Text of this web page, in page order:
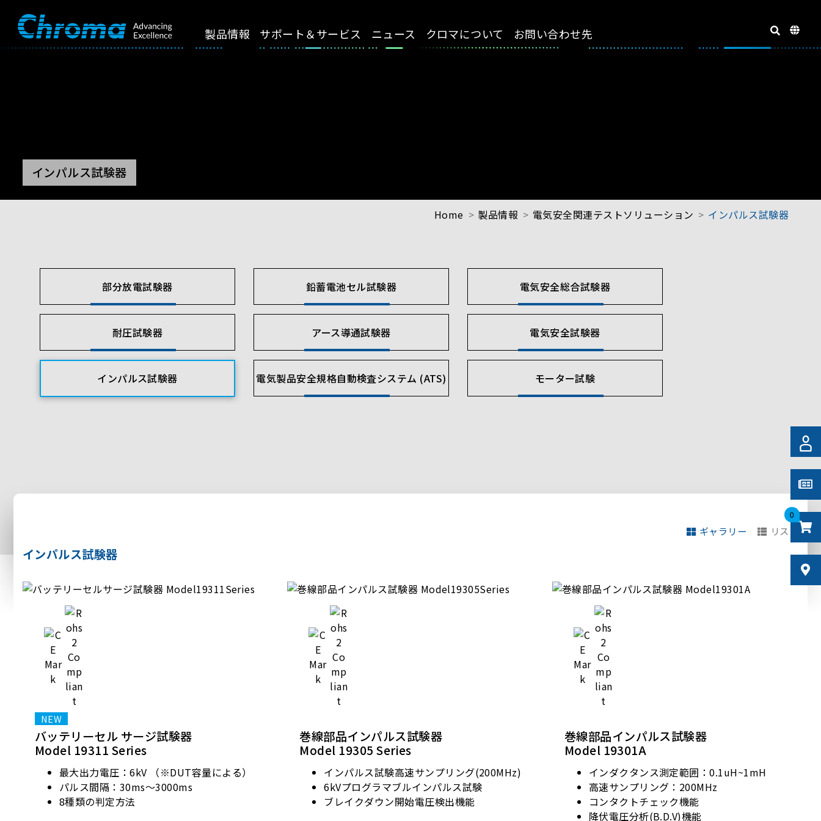
製品情報 サポート＆サービス ニュース クロマについて お問い合わせ先
0
インパルス試験器
Home 製品情報 電気安全関連テストソリューション インパルス試験器
部分放電試験器 鉛蓄電池セル試験器 電気安全総合試験器
耐圧試験器 アース導通試験器 電気安全試験器
インパルス試験器 電気製品安全規格自動検査システム (ATS) モーター試験
ギャラリー リスト
インパルス試験器
バッテリーセル サージ試験器
Model 19311 Series
最大出力電圧：6kV （※DUT容量による）
パルス間隔：30ms～3000ms
8種類の判定方法
巻線部品インパルス試験器
Model 19305 Series
インパルス試験高速サンプリング(200MHz)
6kVプログラマブルインパルス試験
ブレイクダウン開始電圧検出機能
巻線部品インパルス試験器
Model 19301A
インダクタンス測定範囲：0.1uH~1mH
高速サンプリング：200MHz
コンタクトチェック機能
降伏電圧分析(B.D.V)機能